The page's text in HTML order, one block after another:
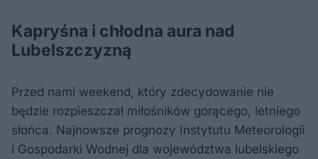
Kapryśna i chłodna aura nad
Lubelszczyzną
Przed nami weekend, który zdecydowanie nie
będzie rozpieszczał miłośników gorącego, letniego
słońca. Najnowsze prognozy Instytutu Meteorologii
i Gospodarki Wodnej dla województwa lubelskiego